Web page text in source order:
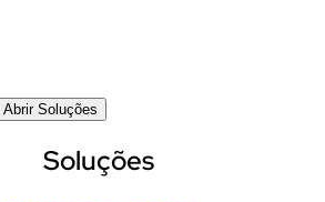
Abrir Soluções
Soluções